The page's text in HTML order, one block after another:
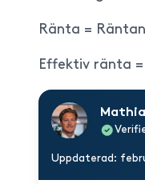
Ränta =
Effektiv ränta
Uppdaterad: